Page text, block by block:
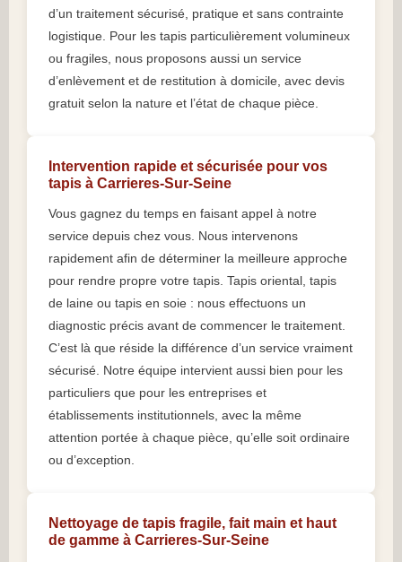
d’un traitement sécurisé, pratique et sans contrainte
logistique. Pour les tapis particulièrement volumineux
ou fragiles, nous proposons aussi un service
d’enlèvement et de restitution à domicile, avec devis
gratuit selon la nature et l’état de chaque pièce.
Intervention rapide et sécurisée pour vos
tapis à Carrieres-Sur-Seine
Vous gagnez du temps en faisant appel à notre
service depuis chez vous. Nous intervenons
rapidement afin de déterminer la meilleure approche
pour rendre propre votre tapis. Tapis oriental, tapis
de laine ou tapis en soie : nous effectuons un
diagnostic précis avant de commencer le traitement.
C’est là que réside la différence d’un service vraiment
sécurisé. Notre équipe intervient aussi bien pour les
particuliers que pour les entreprises et
établissements institutionnels, avec la même
attention portée à chaque pièce, qu’elle soit ordinaire
ou d’exception.
Nettoyage de tapis fragile, fait main et haut
de gamme à Carrieres-Sur-Seine